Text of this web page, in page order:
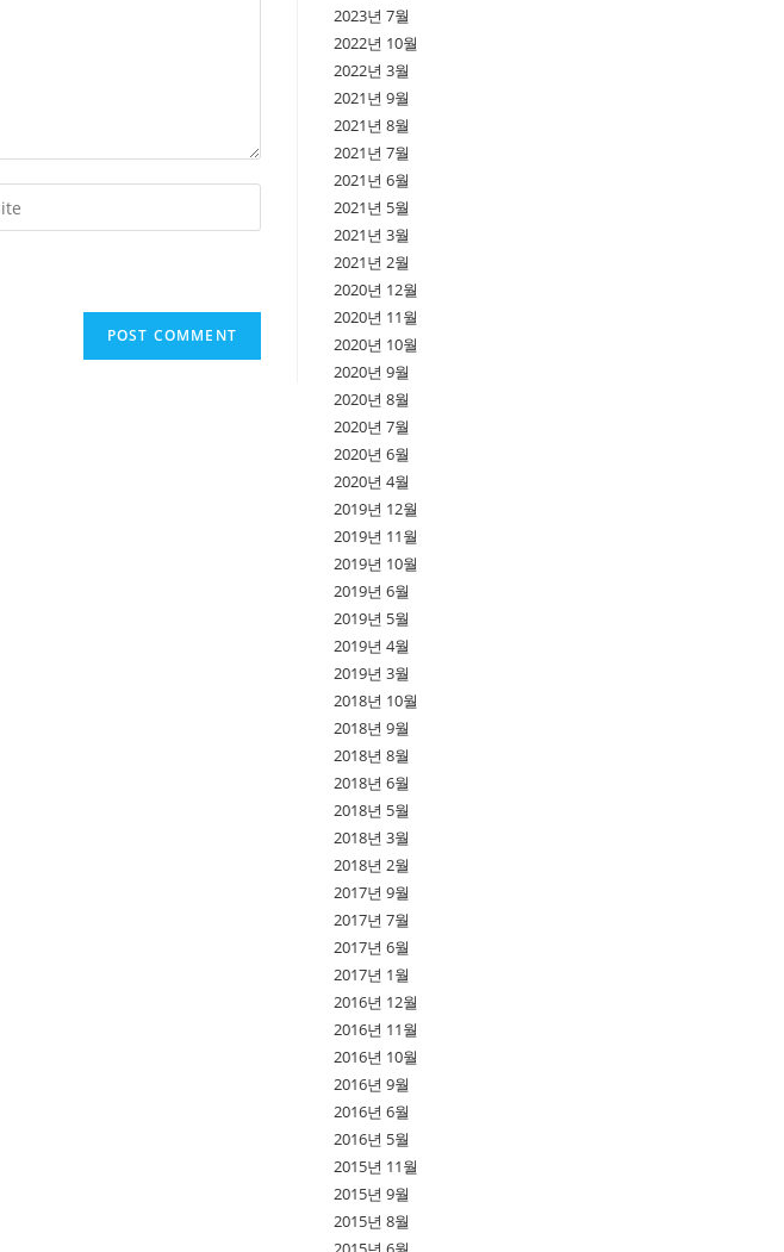
2023년 7월
2022년 10월
2022년 3월
2021년 9월
2021년 8월
2021년 7월
2021년 6월
2021년 5월
2021년 3월
2021년 2월
2020년 12월
2020년 11월
2020년 10월
2020년 9월
2020년 8월
2020년 7월
2020년 6월
2020년 4월
2019년 12월
2019년 11월
2019년 10월
2019년 6월
2019년 5월
2019년 4월
2019년 3월
2018년 10월
2018년 9월
2018년 8월
2018년 6월
2018년 5월
2018년 3월
2018년 2월
2017년 9월
2017년 7월
2017년 6월
2017년 1월
2016년 12월
2016년 11월
2016년 10월
2016년 9월
2016년 6월
2016년 5월
2015년 11월
2015년 9월
2015년 8월